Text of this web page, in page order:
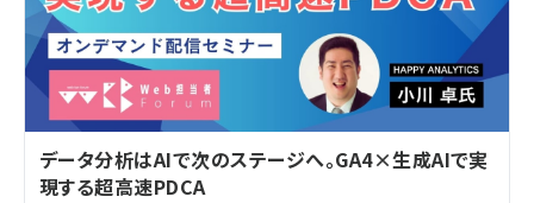
データ分析はAIで次のステージへ。GA4×生成AIで実
現する超高速PDCA